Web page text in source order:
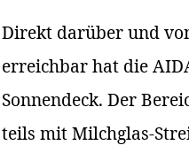
Direkt darüber und
erreichbar hat die
Sonnendeck. Der
teils mit Milchglas-